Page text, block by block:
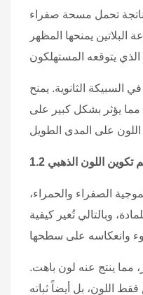
تحمل مسحة صفراء
يمنحها المظهر
بفضل نسبة النحاس العالية - عادةً ما تكون حوالي 90% نحاس و10% فضة في السبيكة الثانوية. يمنح
مما يؤثر بشكل كبير على
علم تكوين اللون الذهبي
الصفراء والحمراء،
وبالتالي تُغير كيفية
مما ينتج عنه لون باهت.
اللون، بل أيضاً ثباته